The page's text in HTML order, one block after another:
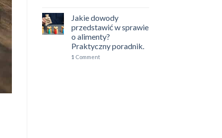
Jakie dowody
przedstawić w sprawie
o alimenty?
Praktyczny poradnik.
1 Comment